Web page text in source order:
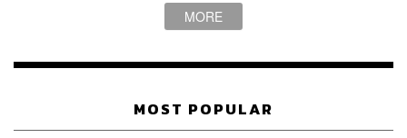
MORE
MOST POPULAR